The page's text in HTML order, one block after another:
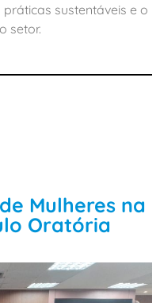
sustentáveis e o
setor.
Mulheres na
Oratória